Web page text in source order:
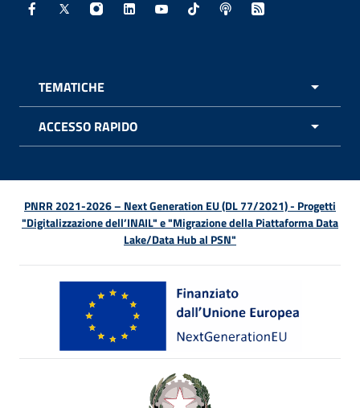
Facebook - Sito esterno - Apertura in nuova finestra
X - Sito esterno - Apertura in nuova finestra
Instagram - Sito esterno - Apertura in
Linkedin - Sito esterno - Apertura in
Youtube - Sito esterno -
TikTok - Sito esterno -
Spreaker - Sito
Feed RSS -
TEMATICHE
ACCESSO RAPIDO
PNRR 2021-2026 – Next Generation EU (DL 77/2021) - Progetti
"Digitalizzazione dell’INAIL" e "Migrazione della Piattaforma Data
Lake/Data Hub al PSN"